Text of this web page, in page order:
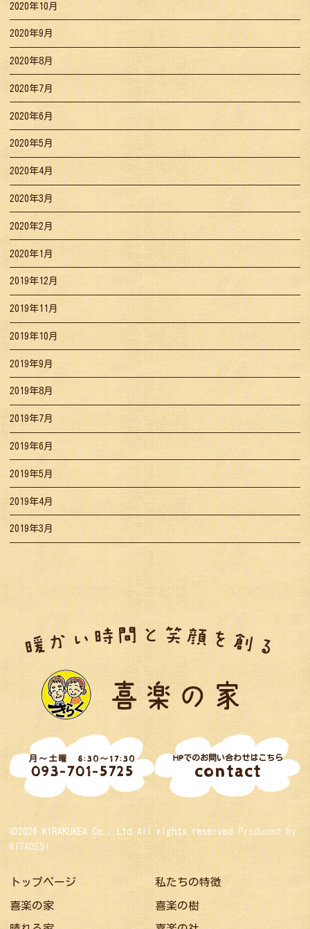
2020年10月
2020年9月
2020年8月
2020年7月
2020年6月
2020年5月
2020年4月
2020年3月
2020年2月
2020年1月
2019年12月
2019年11月
2019年10月
2019年9月
2019年8月
2019年7月
2019年6月
2019年5月
2019年4月
2019年3月
月～土曜 8:30～17:30
093-701-5725
HPでのお問い合わせはこちら
contact
©2026 KIRAKUKEA Co., Ltd.All rights reserved Produced by
KITADESI
トップページ 私たちの特徴
喜楽の家 喜楽の樹